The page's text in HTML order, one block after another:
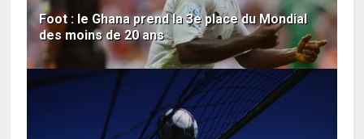
Foot : le Ghana prend la 3e place du Mondial
des moins de 20 ans